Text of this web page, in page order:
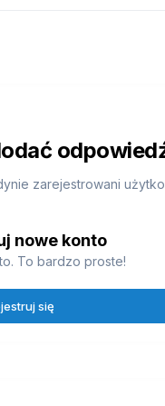
zarejestrowani
nowe konto
To bardzo proste!
się